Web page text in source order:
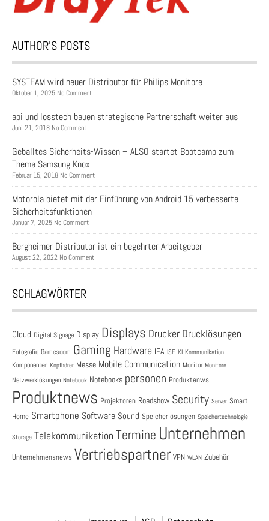
AUTHOR’S POSTS
SYSTEAM wird neuer Distributor für Philips Monitore
Oktober 1, 2025 No Comment
api und losstech bauen strategische Partnerschaft weiter aus
Juni 21, 2018 No Comment
Geballtes Sicherheits-Wissen – ALSO startet Bootcamp zum
Thema Samsung Knox
Februar 15, 2018 No Comment
Motorola bietet mit der Einführung von Android 15 verbesserte
Sicherheitsfunktionen
Januar 7, 2025 No Comment
Bergheimer Distributor ist ein begehrter Arbeitgeber
August 22, 2022 No Comment
SCHLAGWÖRTER
Cloud Digital Signage Display Displays Drucker Drucklösungen
Fotografie Gamescom Gaming Hardware IFA ISE KI Kommunikation
Komponenten Kopfhörer Messe Mobile Communication Monitor Monitore
Netzwerklösungen Notebook Notebooks personen Produktenws
Produktnews Projektoren Roadshow Security Server Smart
Home Smartphone Software Sound Speicherlösungen Speichertechnologie
Storage Telekommunikation Termine Unternehmen
Unternehmensnews Vertriebspartner VPN WLAN Zubehör